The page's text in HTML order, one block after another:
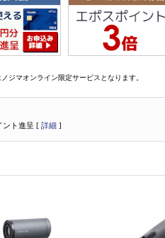
ジマオンライン限定サービスとなります。
ント進呈 [ 詳細 ]